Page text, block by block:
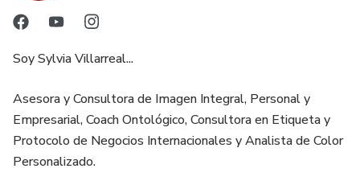
Soy Sylvia Villarreal...
Asesora y Consultora de Imagen Integral, Personal y
Empresarial, Coach Ontológico, Consultora en Etiqueta y
Protocolo de Negocios Internacionales y Analista de Color
Personalizado.